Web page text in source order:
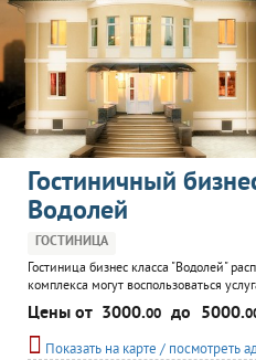
Гостиничный
Водолей
ГОСТИНИЦА
Гостиница бизнес класса "Водолей"
комплекса могут воспользоваться
летнего кафе. Гостиница предлагает
любой достаток и высокий уровень
клиента и доставка до гостиницы.
Цены от 3000.00 до 5000.
Показать на карте / посмотреть